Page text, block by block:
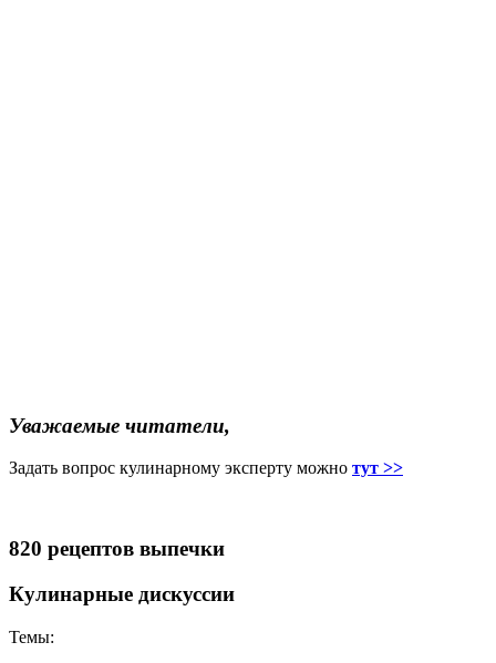
Уважаемые читатели,
Задать вопрос кулинарному эксперту можно тут >>
820 рецептов выпечки
Кулинарные дискуссии
Темы: